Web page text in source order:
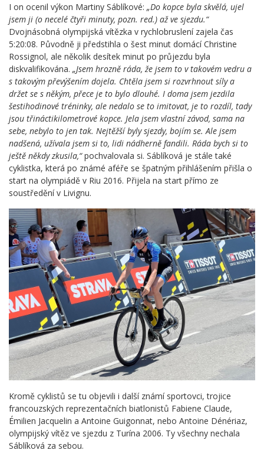
I on ocenil výkon Martiny Sáblíkové: „Do kopce byla skvělá, ujel
jsem ji (o necelé čtyři minuty, pozn. red.) až ve sjezdu.“
Dvojnásobná olympijská vítězka v rychlobruslení zajela čas
5:20:08. Původně ji předstihla o šest minut domácí Christine
Rossignol, ale několik desítek minut po průjezdu byla
diskvalifikována. „Jsem hrozně ráda, že jsem to v takovém vedru a
s takovým převýšením dojela. Chtěla jsem si rozvrhnout síly a
držet se s někým, přece je to bylo dlouhé. I doma jsem jezdila
šestihodinové tréninky, ale nedalo se to imitovat, je to rozdíl, tady
jsou třináctikilometrové kopce. Jela jsem vlastní závod, sama na
sebe, nebylo to jen tak. Nejtěžší byly sjezdy, bojím se. Ale jsem
nadšená, užívala jsem si to, lidi nádherně fandili. Ráda bych si to
ještě někdy zkusila,“pochvalovala si. Sáblíková je stále také
cyklistka, která po známé aféře se špatným přihlášením přišla o
start na olympiádě v Riu 2016. Přijela na start přímo ze
soustředění v Livignu.
Kromě cyklistů se tu objevili i další známí sportovci, trojice
francouzských reprezentačních biatlonistů Fabiene Claude,
Émilien Jacquelin a Antoine Guigonnat, nebo Antoine Dénériaz,
olympijský vítěz ve sjezdu z Turína 2006. Ty všechny nechala
Sáblíková za sebou.